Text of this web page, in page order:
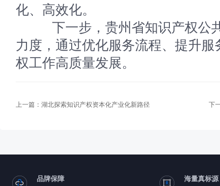
化、高效化。
下一步，贵州省知识产权公
力度，通过优化服务流程、提升
权工作高质量发展。
上一篇： 湖北探索知识产权资本化产业化新路径 下
品牌保障 海量真标源